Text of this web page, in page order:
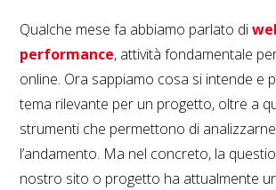
Qualche mese fa abbiamo parlato di
performance, attività fondamentale
online. Ora sappiamo cosa si intende e
tema rilevante per un progetto, oltre a
strumenti che permettono di
l’andamento. Ma nel concreto, la
nostro sito o progetto ha attualmente